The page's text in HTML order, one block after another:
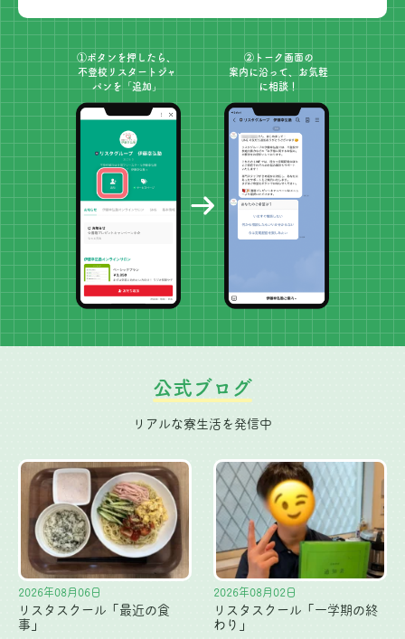
①ボタンを押したら、
不登校リスタートジャ
パンを「追加」
②トーク画面の
案内に沿って、お気軽
に相談！
公式ブログ
リアルな寮生活を発信中
2026年08月06日
リスタスクール「最近の食
事」
2026年08月02日
リスタスクール「一学期の終
わり」